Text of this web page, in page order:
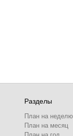
Разделы
План на неделю
План на месяц